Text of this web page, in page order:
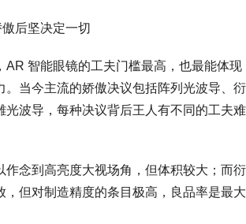
后坚决定一切
AR 智能眼镜的工夫门槛最高，也最能体现
。当今主流的娇傲决议包括阵列光波导、衍
光波导，每种决议背后王人有不同的工夫难
作念到高亮度大视场角，但体积较大；而衍
，但对制造精度的条目极高，良品率是最大